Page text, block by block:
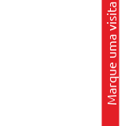
Marque uma visita